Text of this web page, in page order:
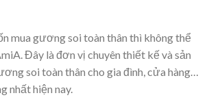
mua gương soi toàn thân thì không thể
Đây là đơn vị chuyên thiết kế và sản
soi toàn thân cho gia đình, cửa hàng…
nhất hiện nay.